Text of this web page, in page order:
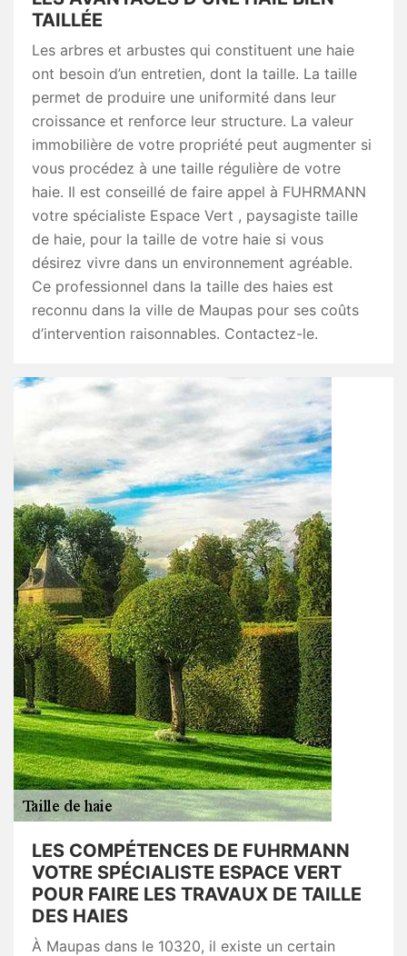
TAILLÉE
Les arbres et arbustes qui constituent une haie
ont besoin d’un entretien, dont la taille. La taille
permet de produire une uniformité dans leur
croissance et renforce leur structure. La valeur
immobilière de votre propriété peut augmenter si
vous procédez à une taille régulière de votre
haie. Il est conseillé de faire appel à FUHRMANN
votre spécialiste Espace Vert , paysagiste taille
de haie, pour la taille de votre haie si vous
désirez vivre dans un environnement agréable.
Ce professionnel dans la taille des haies est
reconnu dans la ville de Maupas pour ses coûts
d’intervention raisonnables. Contactez-le.
LES COMPÉTENCES DE FUHRMANN
VOTRE SPÉCIALISTE ESPACE VERT
POUR FAIRE LES TRAVAUX DE TAILLE
DES HAIES
À Maupas dans le 10320, il existe un certain